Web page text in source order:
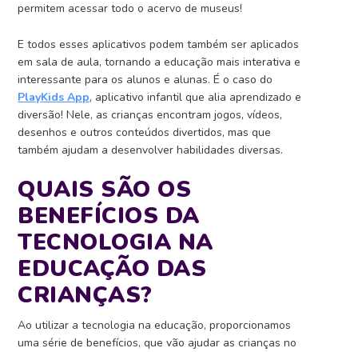
permitem acessar todo o acervo de museus!
E todos esses aplicativos podem também ser aplicados
em sala de aula, tornando a educação mais interativa e
interessante para os alunos e alunas.É o caso do
PlayKids App, aplicativo infantil que alia aprendizado e
diversão! Nele, as crianças encontram jogos, vídeos,
desenhos e outros conteúdos divertidos, mas que
também ajudam a desenvolver habilidades diversas.
QUAIS SÃO OS
BENEFÍCIOS DA
TECNOLOGIA NA
EDUCAÇÃO DAS
CRIANÇAS?
Ao utilizar a tecnologia na educação, proporcionamos
uma série de benefícios, que vão ajudar as crianças no